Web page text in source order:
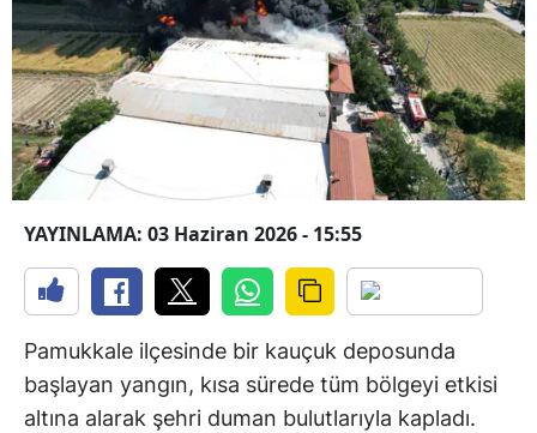
YAYINLAMA: 03 Haziran 2026 - 15:55
Pamukkale ilçesinde bir kauçuk deposunda
başlayan yangın, kısa sürede tüm bölgeyi etkisi
altına alarak şehri duman bulutlarıyla kapladı.